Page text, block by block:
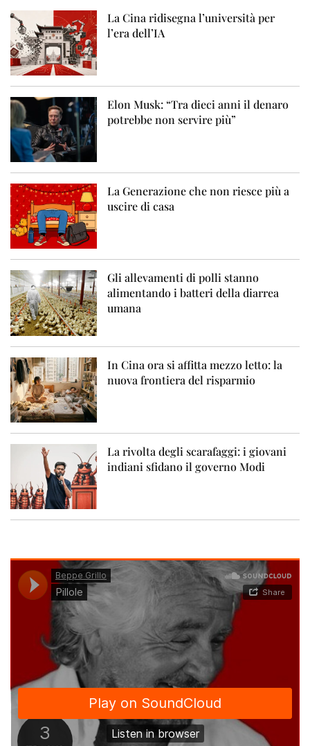
La Cina ridisegna l’università per
l’era dell’IA
Elon Musk: “Tra dieci anni il denaro
potrebbe non servire più”
La Generazione che non riesce più a
uscire di casa
Gli allevamenti di polli stanno
alimentando i batteri della diarrea
umana
In Cina ora si affitta mezzo letto: la
nuova frontiera del risparmio
La rivolta degli scarafaggi: i giovani
indiani sfidano il governo Modi